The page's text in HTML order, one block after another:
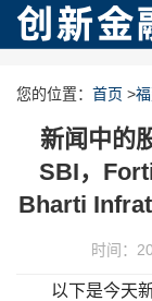
您的位置： 首页 >
新闻中的
SBI，
Bharti
时间：
以下是今天